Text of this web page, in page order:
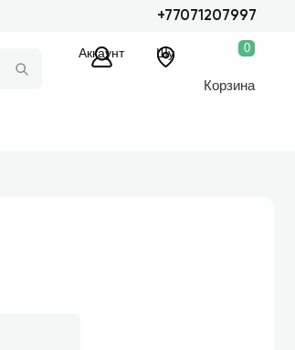
+77071207997
Аккаунт Шу 0
Корзина